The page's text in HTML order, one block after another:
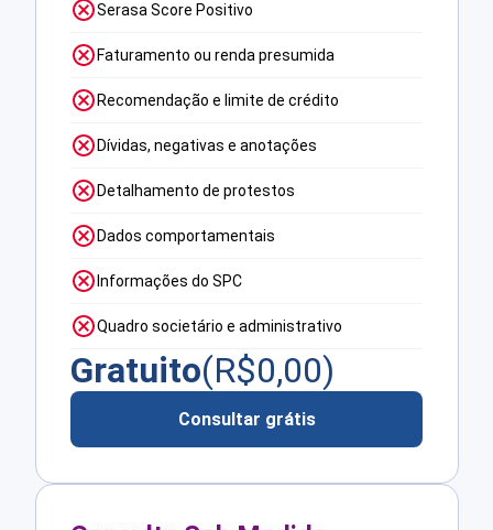
Serasa Score Positivo
Faturamento ou renda presumida
Recomendação e limite de crédito
Dívidas, negativas e anotações
Detalhamento de protestos
Dados comportamentais
Informações do SPC
Quadro societário e administrativo
Gratuito(R$0,00)
Consultar grátis